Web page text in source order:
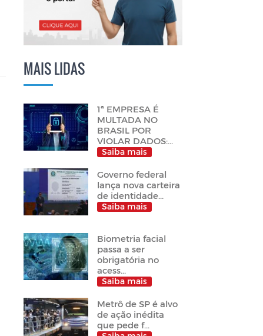
MAIS LIDAS
1ª EMPRESA É
MULTADA NO
BRASIL POR
VIOLAR DADOS:...
Saiba mais
Governo federal
lança nova carteira
de identidade...
Saiba mais
Biometria facial
passa a ser
obrigatória no
acess...
Saiba mais
Metrô de SP é alvo
de ação inédita
que pede f...